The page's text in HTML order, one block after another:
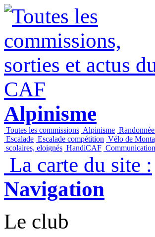
Alpinisme
Toutes les commissions Alpinisme
Escalade Escalade compétition Vélo de
scolaires, eloignés HandiCAF Communication
La carte du site :
Navigation
Le club